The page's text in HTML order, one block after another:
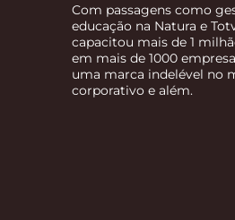
Com passagens como
educação na Natura e
capacitou mais de 1
em mais de 1000
uma marca indelével no
corporativo e além.